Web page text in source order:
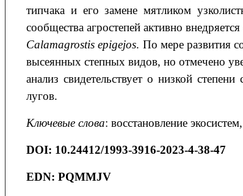
типчака и его замене мятликом
сообщества агростепей активно
Calamagrostis epigejos. По мере развития
высеянных степных видов, но отмечено
анализ свидетельствует о низкой
лугов.
Ключевые слова: восстановление
DOI: 10.24412/1993-3916-2023-4-38-47
EDN: PQMMJV